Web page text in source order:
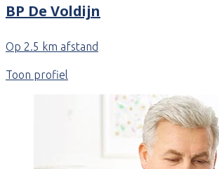
BP De Voldijn
Op 2.5 km afstand
Toon profiel